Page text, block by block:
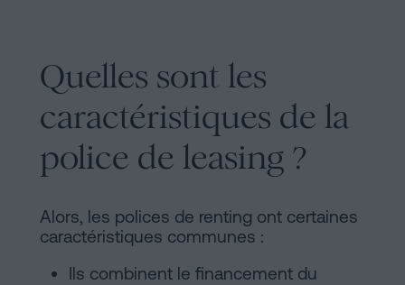
Quelles sont les
caractéristiques de la
police de leasing ?
Alors, les polices de renting ont certaines
caractéristiques communes :
Ils combinent le financement du